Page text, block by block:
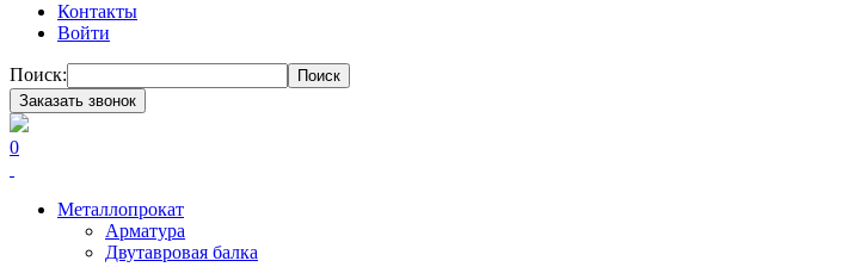
Контакты
Войти
Поиск:
Поиск
Заказать звонок
0
Металлопрокат
Арматура
Двутавровая балка